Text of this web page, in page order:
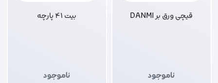
قیچی ورق بر DANMI
ناموجود
بیت 41 پارچه
ناموجود